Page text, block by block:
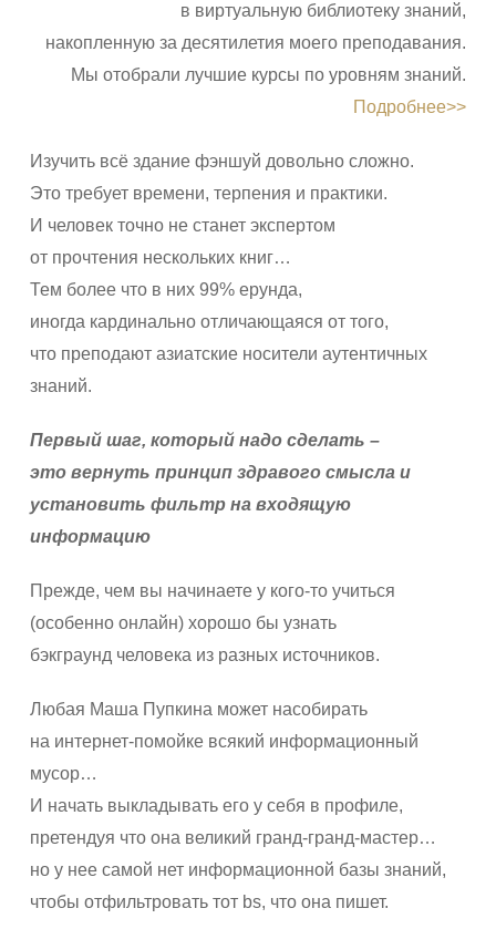
в виртуальную библиотеку знаний,
накопленную за десятилетия моего преподавания.
Мы отобрали лучшие курсы по уровням знаний.
Подробнее>>
Изучить всё здание фэншуй довольно сложно.
Это требует времени, терпения и практики.
И человек точно не станет экспертом
от прочтения нескольких книг…
Тем более что в них 99% ерунда,
иногда кардинально отличающаяся от того,
что преподают азиатские носители аутентичных
знаний.
Первый шаг, который надо сделать –
это вернуть принцип здравого смысла и
установить фильтр на входящую
информацию
Прежде, чем вы начинаете у кого-то учиться
(особенно онлайн) хорошо бы узнать
бэкграунд человека из разных источников.
Любая Маша Пупкина может насобирать
на интернет-помойке всякий информационный
мусор…
И начать выкладывать его у себя в профиле,
претендуя что она великий гранд-гранд-мастер…
но у нее самой нет информационной базы знаний,
чтобы отфильтровать тот bs, что она пишет.